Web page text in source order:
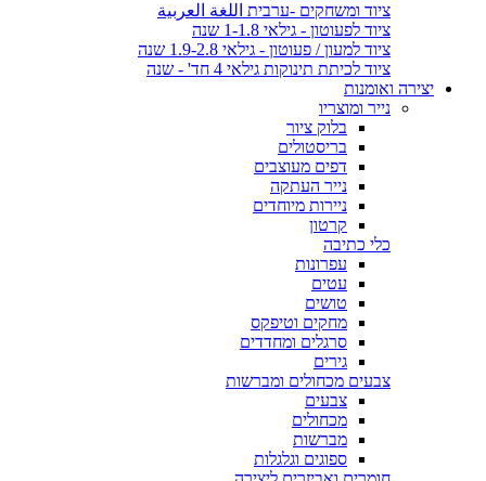
ציוד ומשחקים -ערבית اللغة العربية
ציוד לפעוטון - גילאי 1-1.8 שנה
ציוד למעון / פעוטון - גילאי 1.9-2.8 שנה
ציוד לכיתת תינוקות גילאי 4 חד' - שנה
יצירה ואומנות
נייר ומוצריו
בלוק ציור
בריסטולים
דפים מעוצבים
נייר העתקה
ניירות מיוחדים
קרטון
כלי כתיבה
עפרונות
עטים
טושים
מחקים וטיפקס
סרגלים ומחדדים
גירים
צבעים מכחולים ומברשות
צבעים
מכחולים
מברשות
ספוגים וגלגלות